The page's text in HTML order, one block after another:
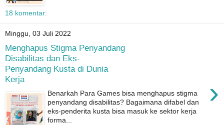
18 komentar:
Minggu, 03 Juli 2022
Menghapus Stigma Penyandang
Disabilitas dan Eks-
Penyandang Kusta di Dunia
Kerja
›
Benarkah Para Games bisa menghapus stigma
penyandang disabilitas? Bagaimana difabel dan
eks-penderita kusta bisa masuk ke sektor kerja
forma...